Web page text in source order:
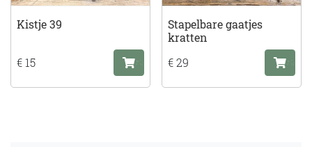
Kistje 39
€ 15
Stapelbare gaatjes
kratten
€ 29